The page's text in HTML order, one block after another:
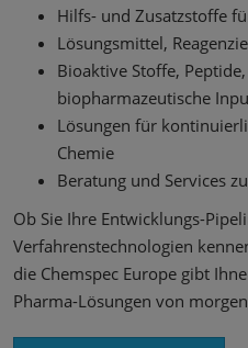
Hilfs- und Zusatzstoffe
Lösungsmittel,
Bioaktive Stoffe,
biopharmazeutische
Lösungen für
Chemie
Beratung und Services
Ob Sie Ihre Entwicklungs-
Verfahrenstechnologien
die Chemspec Europe gibt
Pharma-Lösungen von